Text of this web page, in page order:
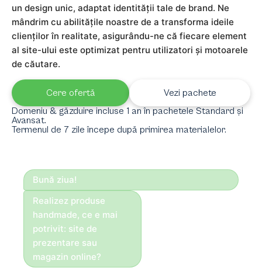
Bună ziua!
Realizez produse
handmade, ce e mai
potrivit: site de
prezentare sau
magazin online?
un design unic, adaptat identității tale de brand. Ne
mândrim cu abilitățile noastre de a transforma ideile
clienților în realitate, asigurându-ne că fiecare element
al site-ului este optimizat pentru utilizatori și motoarele
de căutare.
Cere ofertă
Vezi pachete
Domeniu & găzduire incluse 1 an în pachetele Standard și
Avansat.
Termenul de 7 zile începe după primirea materialelor.